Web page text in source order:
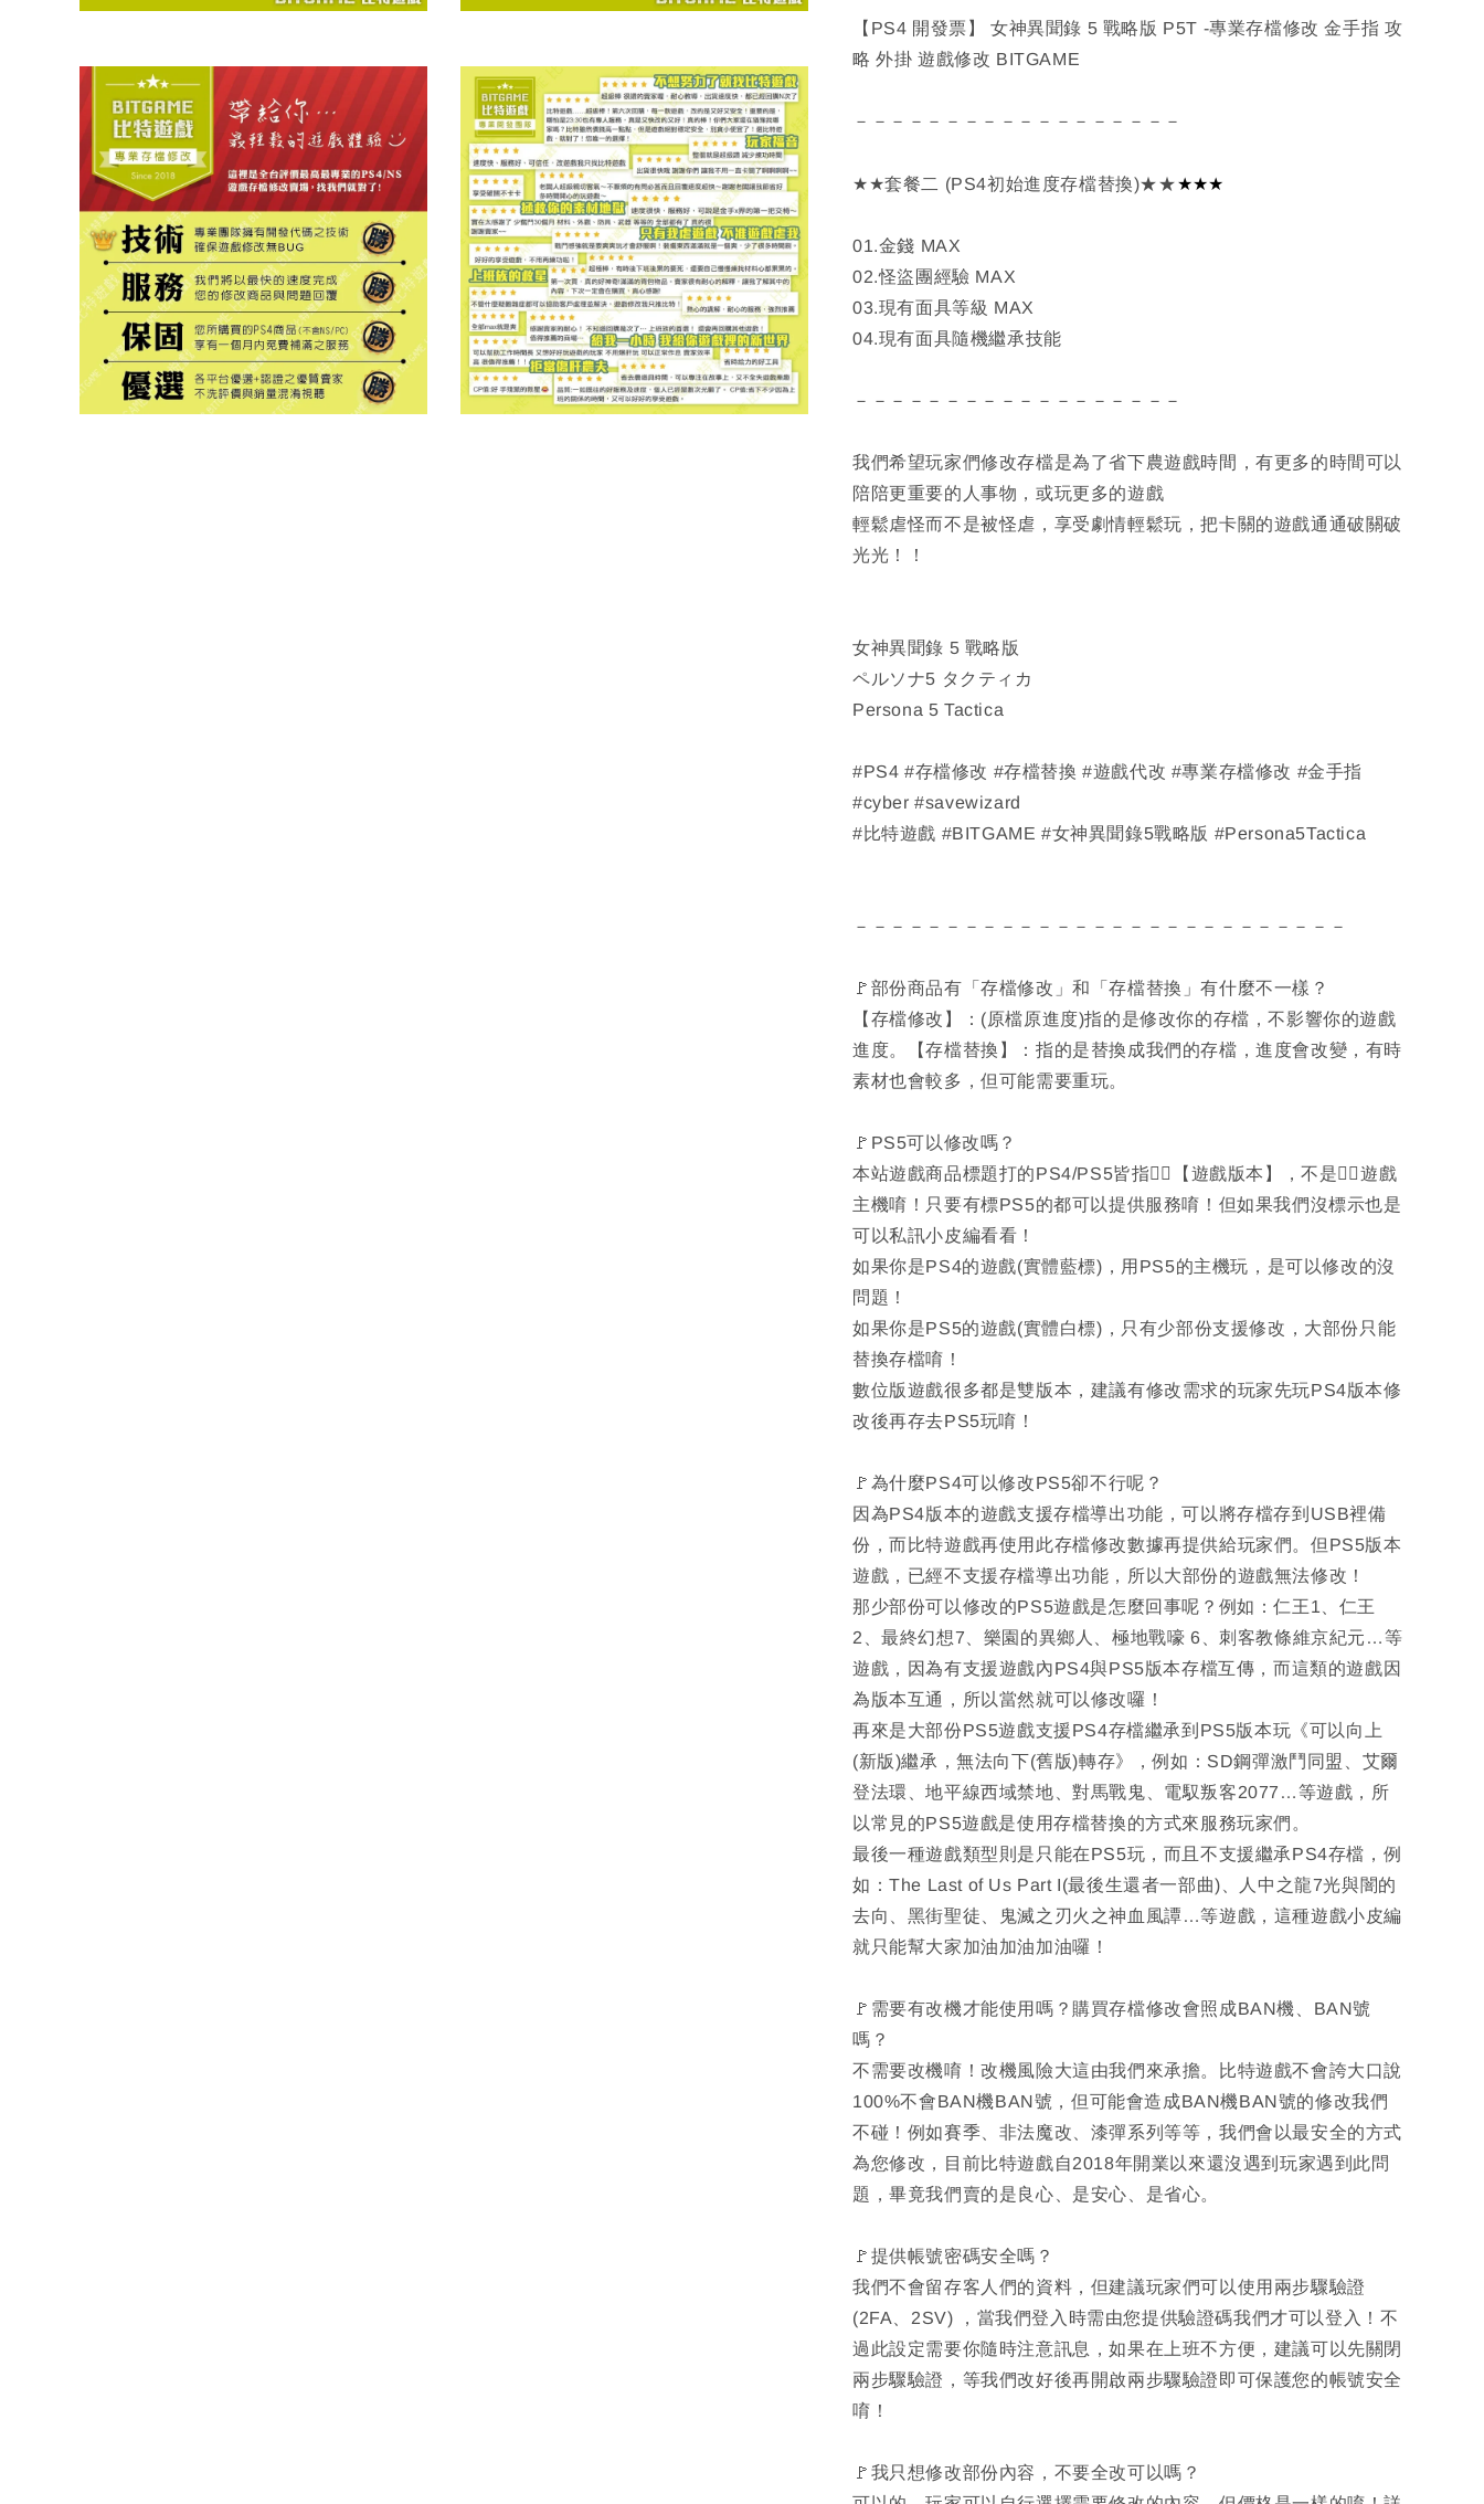
【PS4 開發票】 女神異聞錄 5 戰略版 P5T -專業存檔修改 金手指 攻
略 外掛 遊戲修改 BITGAME
－－－－－－－－－－－－－－－－－－
★★套餐二 (PS4初始進度存檔替換)★★★★★
01.金錢 MAX
02.怪盜團經驗 MAX
03.現有面具等級 MAX
04.現有面具隨機繼承技能
－－－－－－－－－－－－－－－－－－
我們希望玩家們修改存檔是為了省下農遊戲時間，有更多的時間可以
陪陪更重要的人事物，或玩更多的遊戲
輕鬆虐怪而不是被怪虐，享受劇情輕鬆玩，把卡關的遊戲通通破關破
光光！！
女神異聞錄 5 戰略版
ペルソナ5 タクティカ
Persona 5 Tactica
#PS4 #存檔修改 #存檔替換 #遊戲代改 #專業存檔修改 #金手指
#cyber #savewizard
#比特遊戲 #BITGAME #女神異聞錄5戰略版 #Persona5Tactica
－－－－－－－－－－－－－－－－－－－－－－－－－－－
🚩部份商品有「存檔修改」和「存檔替換」有什麼不一樣？
【存檔修改】：(原檔原進度)指的是修改你的存檔，不影響你的遊戲
進度。【存檔替換】：指的是替換成我們的存檔，進度會改變，有時
素材也會較多，但可能需要重玩。
🚩PS5可以修改嗎？
本站遊戲商品標題打的PS4/PS5皆指🙆‍♂️【遊戲版本】，不是🙅‍♂️遊戲
主機唷！只要有標PS5的都可以提供服務唷！但如果我們沒標示也是
可以私訊小皮編看看！
如果你是PS4的遊戲(實體藍標)，用PS5的主機玩，是可以修改的沒
問題！
如果你是PS5的遊戲(實體白標)，只有少部份支援修改，大部份只能
替換存檔唷！
數位版遊戲很多都是雙版本，建議有修改需求的玩家先玩PS4版本修
改後再存去PS5玩唷！
🚩為什麼PS4可以修改PS5卻不行呢？
因為PS4版本的遊戲支援存檔導出功能，可以將存檔存到USB裡備
份，而比特遊戲再使用此存檔修改數據再提供給玩家們。但PS5版本
遊戲，已經不支援存檔導出功能，所以大部份的遊戲無法修改！
那少部份可以修改的PS5遊戲是怎麼回事呢？例如：仁王1、仁王
2、最終幻想7、樂園的異鄉人、極地戰嚎 6、刺客教條維京紀元…等
遊戲，因為有支援遊戲內PS4與PS5版本存檔互傳，而這類的遊戲因
為版本互通，所以當然就可以修改囉！
再來是大部份PS5遊戲支援PS4存檔繼承到PS5版本玩《可以向上
(新版)繼承，無法向下(舊版)轉存》，例如：SD鋼彈激鬥同盟、艾爾
登法環、地平線西域禁地、對馬戰鬼、電馭叛客2077…等遊戲，所
以常見的PS5遊戲是使用存檔替換的方式來服務玩家們。
最後一種遊戲類型則是只能在PS5玩，而且不支援繼承PS4存檔，例
如：The Last of Us Part I(最後生還者一部曲)、人中之龍7光與闇的
去向、黑街聖徒、鬼滅之刃火之神血風譚…等遊戲，這種遊戲小皮編
就只能幫大家加油加油加油囉！
🚩需要有改機才能使用嗎？購買存檔修改會照成BAN機、BAN號
嗎？
不需要改機唷！改機風險大這由我們來承擔。比特遊戲不會誇大口說
100%不會BAN機BAN號，但可能會造成BAN機BAN號的修改我們
不碰！例如賽季、非法魔改、漆彈系列等等，我們會以最安全的方式
為您修改，目前比特遊戲自2018年開業以來還沒遇到玩家遇到此問
題，畢竟我們賣的是良心、是安心、是省心。
🚩提供帳號密碼安全嗎？
我們不會留存客人們的資料，但建議玩家們可以使用兩步驟驗證
(2FA、2SV) ，當我們登入時需由您提供驗證碼我們才可以登入！不
過此設定需要你隨時注意訊息，如果在上班不方便，建議可以先關閉
兩步驟驗證，等我們改好後再開啟兩步驟驗證即可保護您的帳號安全
唷！
🚩我只想修改部份內容，不要全改可以嗎？